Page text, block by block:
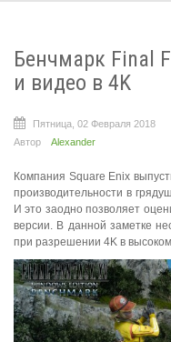
Бенчмарк Final
и видео в 4K
Пятница, 02 Февраля 2018
Автор
Alexander
Компания Square Enix
производительности в
И это заодно позволяет
версии. В данной заметке
при разрешении 4K в